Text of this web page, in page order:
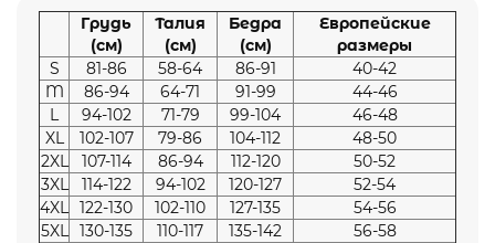
Грудь
(см)
Талия
(см)
Бедра
(см)
Европейские
размеры
S
81-86 58-64 86-91
40-42
M
86-94 64-71 91-99
44-46
L
94-102 71-79 99-104
46-48
XL
102-107 79-86 104-112
48-50
2XL
107-114 86-94 112-120
50-52
3XL
114-122 94-102 120-127
52-54
4XL 122-130 102-110 127-135
54-56
5XL 130-135 110-117 135-142
56-58